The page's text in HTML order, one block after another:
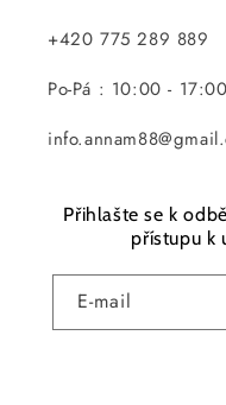
+420 775 289 889
Po-Pá : 10:00 - 17:00
Přihlašte se k
přístupu k
E-mail